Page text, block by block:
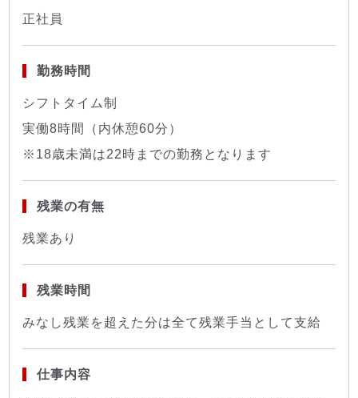
正社員
勤務時間
シフトタイム制
実働8時間（内休憩60分）
※18歳未満は22時までの勤務となります
残業の有無
残業あり
残業時間
みなし残業を超えた分は全て残業手当として支給
仕事内容